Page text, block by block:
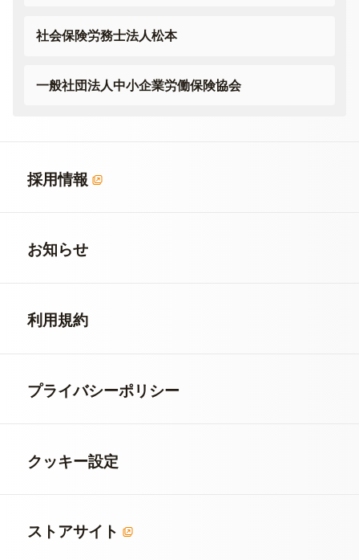
社会保険労務士法人松本
一般社団法人中小企業労働保険協会
採用情報
お知らせ
利用規約
プライバシーポリシー
クッキー設定
ストアサイト